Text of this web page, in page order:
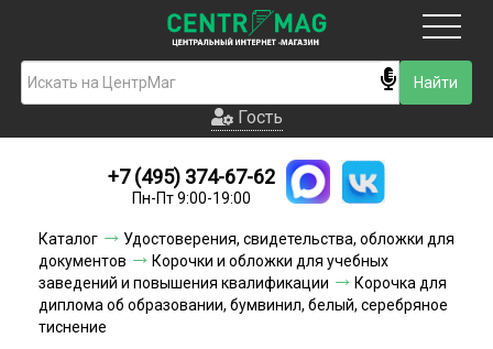
Гость
Новинки
Условия доставки
Условия оплаты
Гость
+7 (495) 374-67-62
Пн-Пт 9:00-19:00
Каталог
Удостоверения, свидетельства, обложки для
документов
Корочки и обложки для учебных
заведений и повышения квалификации
Корочка для
диплома об образовании, бумвинил, белый, серебряное
тиснение